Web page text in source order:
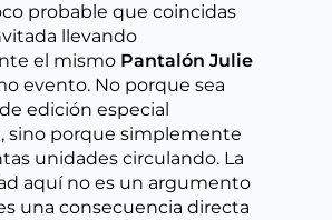
probable que coincidas
llevando
el mismo Pantalón Julie
evento. No porque sea
edición especial
sino porque simplemente
unidades circulando. La
aquí no es un argumento
una consecuencia directa